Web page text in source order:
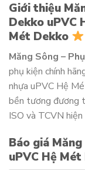
Giới thiệu
Dekko uPVC
Mét Dekko
Măng Sông –
phụ kiện chính
nhựa uPVC Hệ
bền tương đương
ISO và TCVN hiện
Báo giá
uPVC Hệ